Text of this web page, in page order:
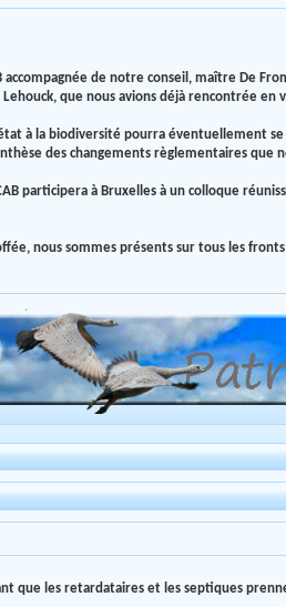
accompagnée de notre conseil, maître De
que nous avions déjà rencontrée en
à la biodiversité pourra éventuellement
des changements règlementaires que
participera à Bruxelles à un colloque
nous sommes présents sur tous les fronts
que les retardataires et les septiques